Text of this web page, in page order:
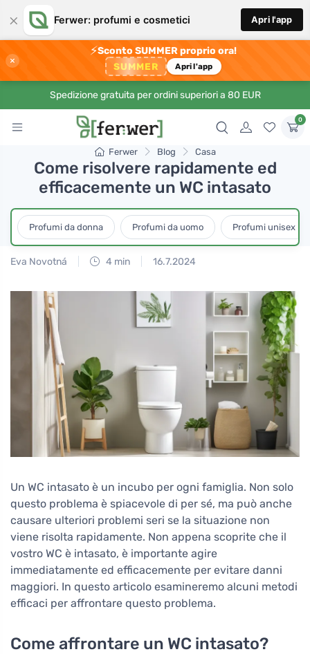
× Ferwer: profumi e cosmetici Apri l'app
×
⚡Sconto SUMMER proprio ora!
SUMMER Apri l'app
Spedizione gratuita per ordini superiori a 80 EUR
0
Ferwer Blog Casa
Come risolvere rapidamente ed
efficacemente un WC intasato
Profumi da donna Profumi da uomo Profumi unisex
Eva Novotná 4 min 16.7.2024
Un WC intasato è un incubo per ogni famiglia. Non solo
questo problema è spiacevole di per sé, ma può anche
causare ulteriori problemi seri se la situazione non
viene risolta rapidamente. Non appena scoprite che il
vostro WC è intasato, è importante agire
immediatamente ed efficacemente per evitare danni
maggiori. In questo articolo esamineremo alcuni metodi
efficaci per affrontare questo problema.
Come affrontare un WC intasato?